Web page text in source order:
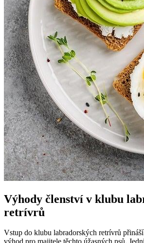
Výhody členství v klubu
retrívrů
Vstup do klubu ⁤labradorských retrívrů